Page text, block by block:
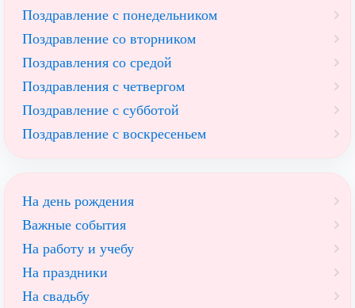
Поздравление с понедельником
Поздравление со вторником
Поздравления со средой
Поздравления с четвергом
Поздравление с субботой
Поздравление с воскресеньем
На день рождения
Важные события
На работу и учебу
На праздники
На свадьбу